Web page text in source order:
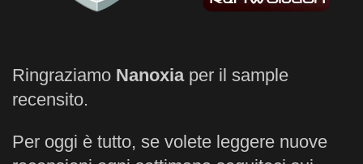
Ringraziamo Nanoxiaper il sample
recensito.
Per oggi è tutto, se volete leggere nuove